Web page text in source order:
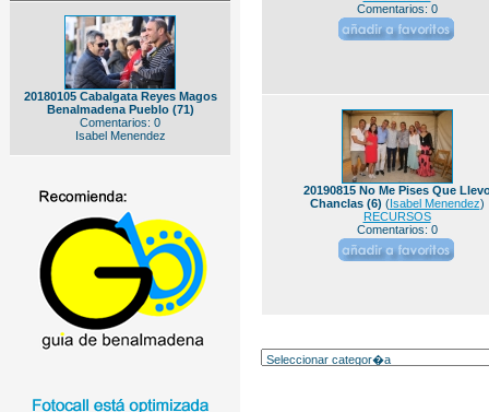
20180105 Cabalgata Reyes Magos
Benalmadena Pueblo (71)
Comentarios: 0
Isabel Menendez
Comentarios: 0
20190815 No Me Pises Que
Chanclas (6) (Isabel Menendez)
RECURSOS
Comentarios: 0